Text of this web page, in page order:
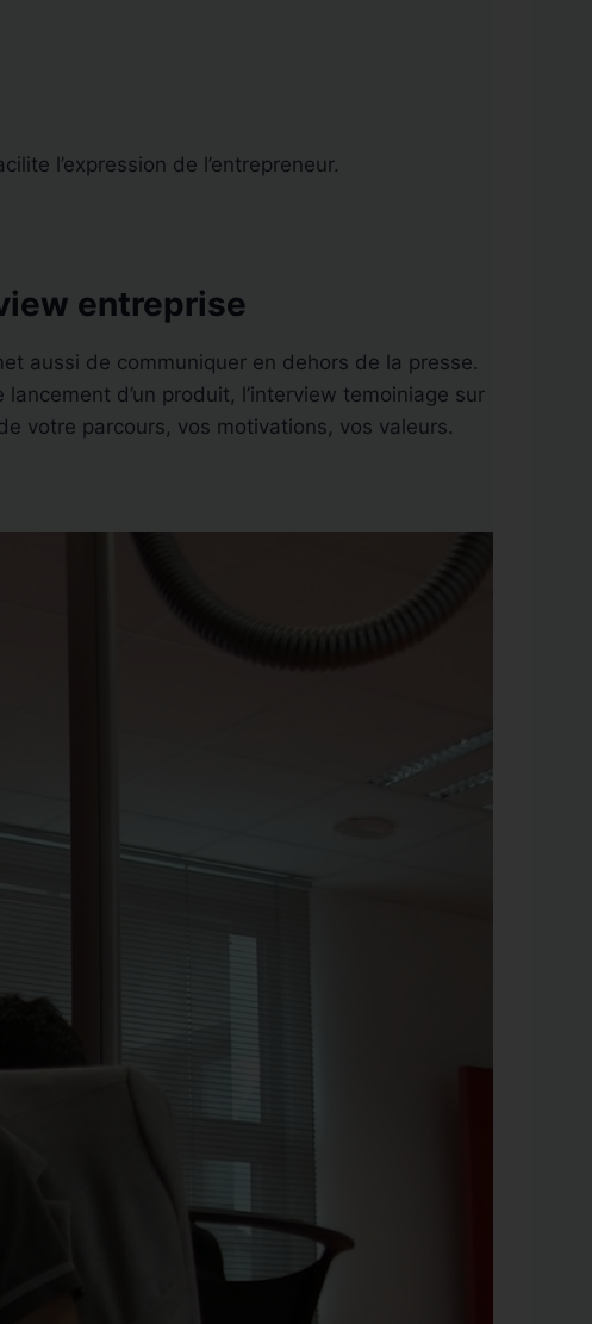
l’expression de l’entrepreneur.
entreprise
aussi de communiquer en dehors de la presse.
d’un produit, l’interview temoiniage sur
votre parcours, vos motivations, vos valeurs.